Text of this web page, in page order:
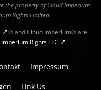
the property of Cloud Imperium
Rights Limited.
® and Cloud Imperium® are
Rights LLC
Impressum
Link Us